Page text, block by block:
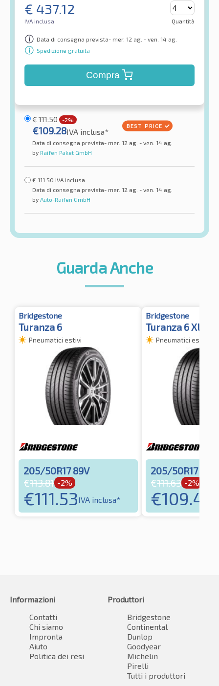
€ 437.12
IVA inclusa Quantità
Data di consegna prevista- mer. 12 ag. - ven. 14 ag.
Spedizione gratuita
Compra
€ 111.50 -2%
€109.28IVA inclusa*
Data di consegna prevista- mer. 12 ag. - ven. 14 ag.
by Raifen Paket GmbH
€ 111.50 IVA inclusa
Data di consegna prevista- mer. 12 ag. - ven. 14 ag.
by Auto-Raifen GmbH
Guarda Anche
Bridgestone
Turanza 6
Pneumatici estivi
205/50R17 89V
€113.81 -2%
€111.53IVA inclusa*
Bridgestone
Turanza 6 XL
Pneumatici estivi
205/50R17
€111.63 -2%
€109.40
Informazioni
Contatti
Chi siamo
Impronta
Aiuto
Politica dei resi
Produttori
Bridgestone
Continental
Dunlop
Goodyear
Michelin
Pirelli
Tutti i produttori